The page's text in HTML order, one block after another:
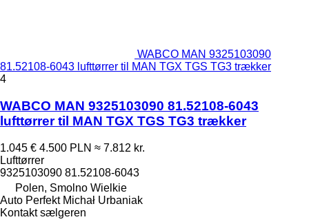
WABCO MAN 9325103090
81.52108-6043 lufttørrer til MAN TGX TGS TG3 trækker
4
WABCO MAN 9325103090 81.52108-6043
lufttørrer til MAN TGX TGS TG3 trækker
1.045 € 4.500 PLN ≈ 7.812 kr.
Lufttørrer
9325103090 81.52108-6043
Polen, Smolno Wielkie
Auto Perfekt Michał Urbaniak
Kontakt sælgeren